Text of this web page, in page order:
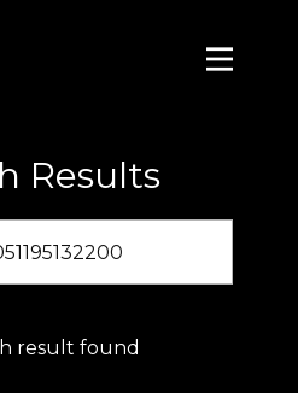
Results
result found